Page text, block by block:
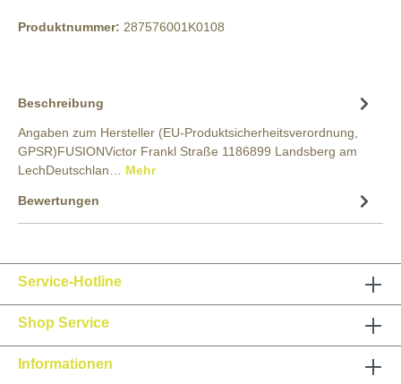
Produktnummer: 287576001K0108
Beschreibung
Angaben zum Hersteller (EU-Produktsicherheitsverordnung,
GPSR)FUSIONVictor Frankl Straße 1186899 Landsberg am
LechDeutschlan… Mehr
Bewertungen
Service-Hotline
Shop Service
Informationen